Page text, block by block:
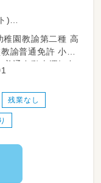
)
ョン
)
！
残業なし